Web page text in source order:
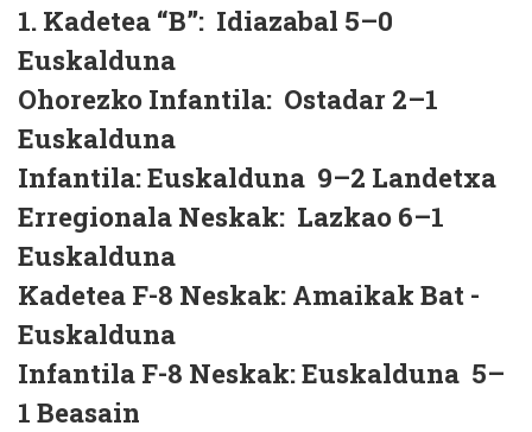
1. Kadetea “B”: Idiazabal 5–0
Euskalduna
Ohorezko Infantila: Ostadar 2–1
Euskalduna
Infantila: Euskalduna 9–2 Landetxa
Erregionala Neskak: Lazkao 6–1
Euskalduna
Kadetea F-8 Neskak: Amaikak Bat -
Euskalduna
Infantila F-8 Neskak: Euskalduna 5–
1 Beasain